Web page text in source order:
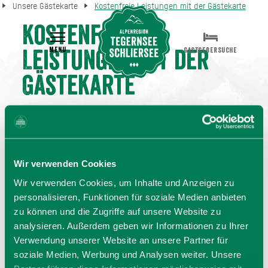
Wir verwenden Cookies
Wir verwenden Cookies, um Inhalte und Anzeigen zu
personalisieren, Funktionen für soziale Medien anbieten
zu können und die Zugriffe auf unsere Website zu
analysieren. Außerdem geben wir Informationen zu Ihrer
Verwendung unserer Website an unsere Partner für
soziale Medien, Werbung und Analysen weiter. Unsere
Unsere Gästekarte Kostenfreie Leistungen mit der Gästekarte
Kostenfreie
Leistungen mit der
Gästekarte
KOSTENFREIE LEISTUNGEN
monte mare Vitaltherme Schliersee
Feiertagszuschlag
Heimatmuseum Schliersee
Natureisstadion Schliersee
Warmfreibad Fischbachau
MENU GASTGEBERSUCHE